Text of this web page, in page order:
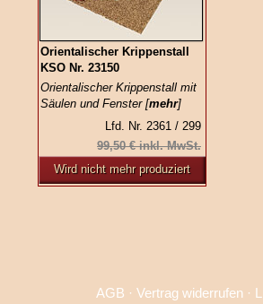
Orientalischer Krippenstall
KSO Nr. 23150
Orientalischer Krippenstall mit
Säulen und Fenster [mehr]
Lfd. Nr. 2361 / 299
99,50 € inkl. MwSt.
Wird nicht mehr produziert
AGB · Vertrag widerrufen·